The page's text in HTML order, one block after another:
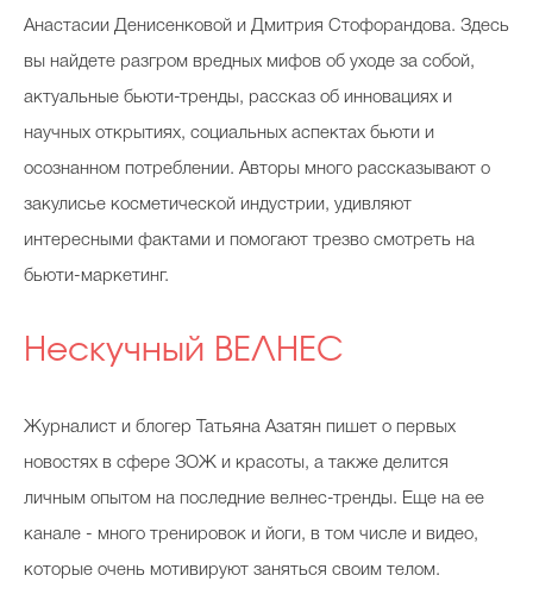
Анастасии Денисенковой и Дмитрия Стофорандова. Здесь
вы найдете разгром вредных мифов об уходе за собой,
актуальные бьюти-тренды, рассказ об инновациях и
научных открытиях, социальных аспектах бьюти и
осознанном потреблении. Авторы много рассказывают о
закулисье косметической индустрии, удивляют
интересными фактами и помогают трезво смотреть на
бьюти-маркетинг.
Нескучный ВЕЛНЕС
Журналист и блогер Татьяна Азатян пишет о первых
новостях в сфере ЗОЖ и красоты, а также делится
личным опытом на последние велнес-тренды. Еще на ее
канале - много тренировок и йоги, в том числе и видео,
которые очень мотивируют заняться своим телом.